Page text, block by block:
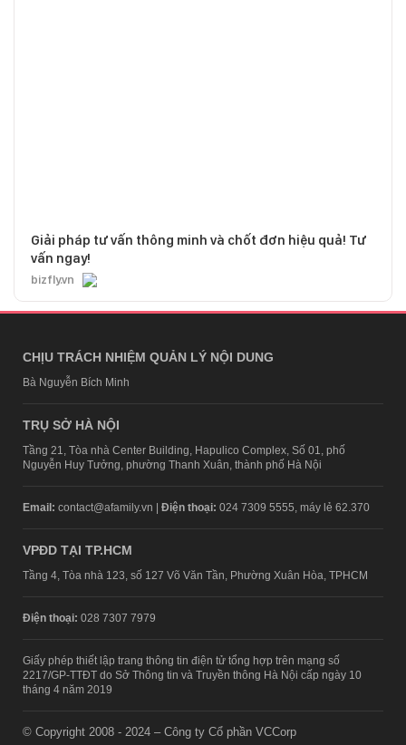
Giải pháp tư vấn thông minh và chốt đơn hiệu quả! Tư
vấn ngay!
bizfly.vn
CHỊU TRÁCH NHIỆM QUẢN LÝ NỘI DUNG
Bà Nguyễn Bích Minh
TRỤ SỞ HÀ NỘI
Tầng 21, Tòa nhà Center Building, Hapulico Complex, Số 01, phố
Nguyễn Huy Tưởng, phường Thanh Xuân, thành phố Hà Nội
Email: contact@afamily.vn | Điện thoại: 024 7309 5555, máy lẻ 62.370
VPĐD TẠI TP.HCM
Tầng 4, Tòa nhà 123, số 127 Võ Văn Tần, Phường Xuân Hòa, TPHCM
Điện thoại: 028 7307 7979
Giấy phép thiết lập trang thông tin điện tử tổng hợp trên mạng số
2217/GP-TTĐT do Sở Thông tin và Truyền thông Hà Nội cấp ngày 10
tháng 4 năm 2019
© Copyright 2008 - 2024 – Công ty Cổ phần VCCorp